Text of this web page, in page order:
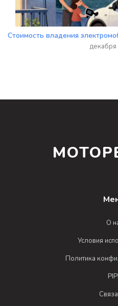
О
Условия
Политика